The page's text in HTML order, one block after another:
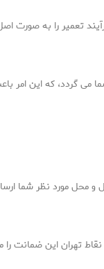
را به صورت اصل
گردد، که این امر
و محل مورد نظر شما
تهران این ضمانت